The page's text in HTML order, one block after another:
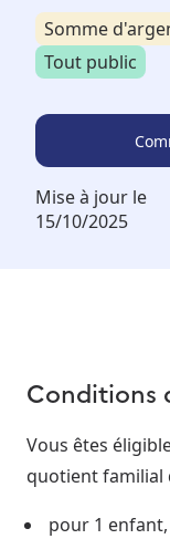
Somme
Tout public
Mise à jour le
15/10/2025
Conditions
Vous êtes
quotient familial
pour 1